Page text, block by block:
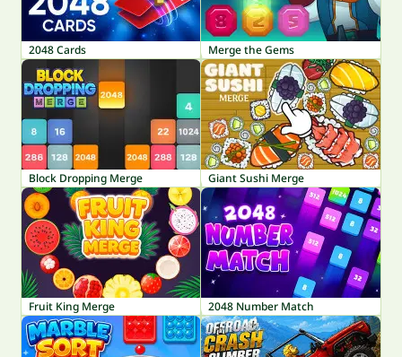
2048 Cards Merge the Gems
Block Dropping Merge Giant Sushi Merge
Fruit King Merge 2048 Number Match